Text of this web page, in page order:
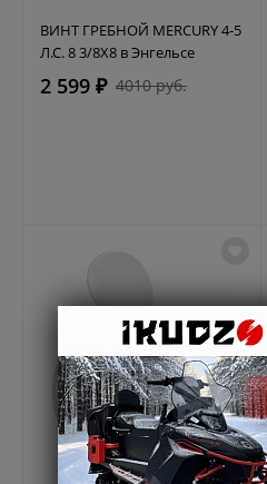
ВИНТ ГРЕБНОЙ MERCURY 4-5
Л.С. 8 3/8X8 в Энгельсе
2 599 ₽ 4010 руб.